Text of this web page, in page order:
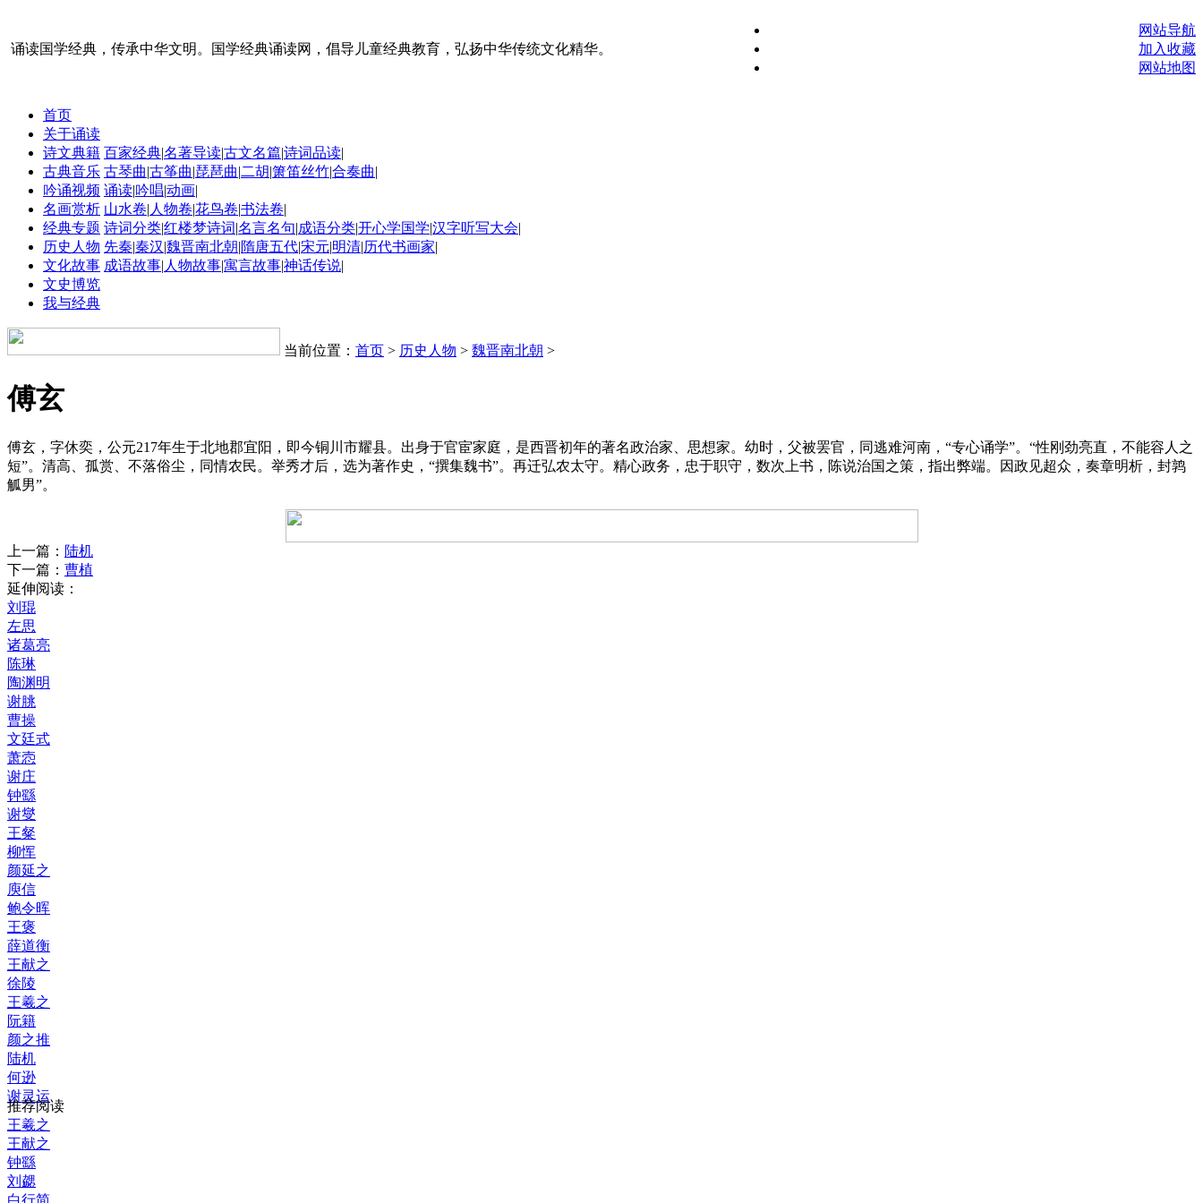
诵读国学经典，传承中华文明。国学经典诵读网，倡导儿童经典教育，弘扬中华传统文化精华。
网站导航
加入收藏
网站地图
首页
关于诵读
诗文典籍 百家经典|名著导读|古文名篇|诗词品读|
古典音乐 古琴曲|古筝曲|琵琶曲|二胡|箫笛丝竹|合奏曲|
吟诵视频 诵读|吟唱|动画|
名画赏析 山水卷| 人物卷|花鸟卷|书法卷|
经典专题 诗词分类|红楼梦诗词|名言名句|成语分类|开心学国学|汉字听写大会|
历史人物 先秦|秦汉|魏晋南北朝|隋唐五代|宋元|明清|历代书画家|
文化故事 成语故事| 人物故事|寓言故事|神话传说|
文史博览
我与经典
当前位置： 首页 > 历史人物 > 魏晋南北朝 >
傅玄
傅玄，字休奕，公元217年生于北地郡宜阳，即今铜川市耀县。出身于官宦家庭，是西晋初年的著名政治家、思想家。幼时，父被罢官，同逃难河南，“专心诵学”。“性刚劲亮直，不能容人之
短”。清高、孤赏、不落俗尘，同情农民。举秀才后，选为著作史，“撰集魏书”。再迁弘农太守。精心政务，忠于职守，数次上书，陈说治国之策，指出弊端。因政见超众，奏章明析，封鹑
觚男”。
上一篇： 陆机
下一篇： 曹植
延伸阅读：
刘琨
左思
诸葛亮
陈琳
陶渊明
谢朓
曹操
文廷式
萧悫
谢庄
钟繇
谢燮
王粲
柳恽
颜延之
庾信
鲍令晖
王褒
薛道衡
王献之
徐陵
王羲之
阮籍
颜之推
陆机
何逊
谢灵运
推荐阅读
王羲之
王献之
钟繇
刘勰
白行简